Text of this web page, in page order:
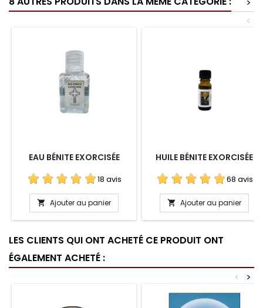
<
EAU BÉNITE EXORCISÉE
18 avis
 Ajouter au panier
HUILE BÉNITE EXORCISÉE
68 avis
 Ajouter au panier
LES CLIENTS QUI ONT ACHETÉ CE PRODUIT ONT
ÉGALEMENT ACHETÉ :
>
<